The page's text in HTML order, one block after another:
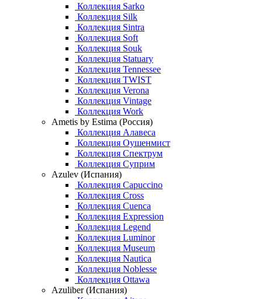
Коллекция Sarko
Коллекция Silk
Коллекция Sintra
Коллекция Soft
Коллекция Souk
Коллекция Statuary
Коллекция Tennessee
Коллекция TWIST
Коллекция Verona
Коллекция Vintage
Коллекция Work
Ametis by Estima (Россия)
Коллекция Алавеса
Коллекция Оушенмист
Коллекция Спектрум
Коллекция Суприм
Azulev (Испания)
Коллекция Capuccino
Коллекция Cross
Коллекция Cuenca
Коллекция Expression
Коллекция Legend
Коллекция Luminor
Коллекция Museum
Коллекция Nautica
Коллекция Noblesse
Коллекция Ottawa
Azuliber (Испания)